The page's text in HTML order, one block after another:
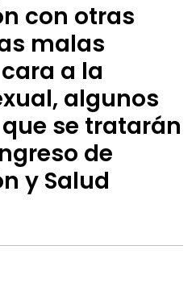
con otras
malas
a la
algunos
se tratarán
de
y Salud